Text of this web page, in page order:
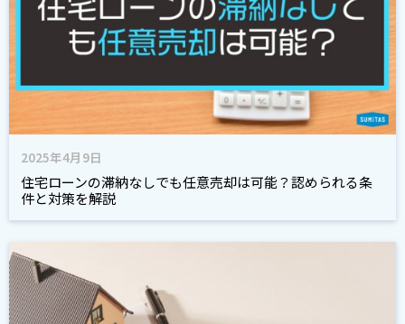
2025年4月9日
住宅ローンの滞納なしでも任意売却は可能？認められる条
件と対策を解説